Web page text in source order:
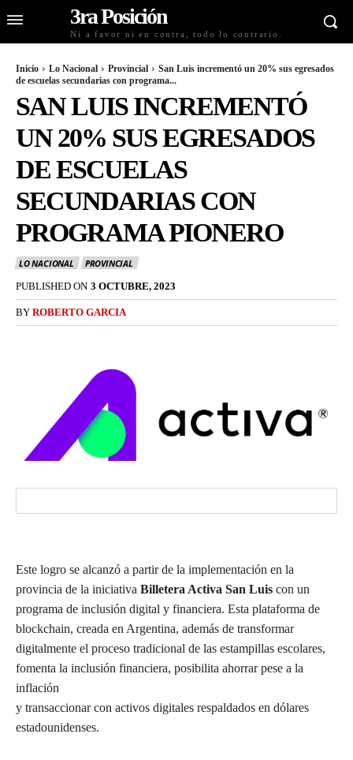
3ra Posición
Ni a favor ni en contra, todo lo contrario.
Inicio Lo Nacional Provincial
San Luis incrementó un 20% sus egresados
de escuelas secundarias con programa...
SAN LUIS INCREMENTÓ
UN 20% SUS EGRESADOS
DE ESCUELAS
SECUNDARIAS CON
PROGRAMA PIONERO
LO NACIONAL
PROVINCIAL
PUBLISHED ON 3 OCTUBRE, 2023
BY ROBERTO GARCIA
Este logro se alcanzó a partir de la implementación en la
provincia de la iniciativa Billetera Activa San Luis con un
programa de inclusión digital y financiera. Esta plataforma de
blockchain, creada en Argentina, además de transformar
digitalmente el proceso tradicional de las estampillas escolares,
fomenta la inclusión financiera, posibilita ahorrar pese a la
inflación
y transaccionar con activos digitales respaldados en dólares
estadounidenses.